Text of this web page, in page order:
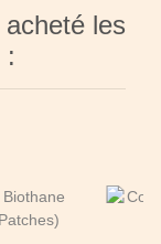
les
: